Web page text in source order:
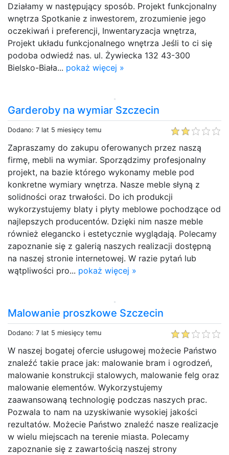
Działamy w następujący sposób. Projekt funkcjonalny
wnętrza Spotkanie z inwestorem, zrozumienie jego
oczekiwań i preferencji, Inwentaryzacja wnętrza,
Projekt układu funkcjonalnego wnętrza Jeśli to ci się
podoba odwiedź nas. ul. Żywiecka 132 43-300
Bielsko-Biała... pokaż więcej »
Garderoby na wymiar Szczecin
Dodano: 7 lat 5 miesięcy temu
Zapraszamy do zakupu oferowanych przez naszą
firmę, mebli na wymiar. Sporządzimy profesjonalny
projekt, na bazie którego wykonamy meble pod
konkretne wymiary wnętrza. Nasze meble słyną z
solidności oraz trwałości. Do ich produkcji
wykorzystujemy blaty i płyty meblowe pochodzące od
najlepszych producentów. Dzięki nim nasze meble
również elegancko i estetycznie wyglądają. Polecamy
zapoznanie się z galerią naszych realizacji dostępną
na naszej stronie internetowej. W razie pytań lub
wątpliwości pro... pokaż więcej »
Malowanie proszkowe Szczecin
Dodano: 7 lat 5 miesięcy temu
W naszej bogatej ofercie usługowej możecie Państwo
znaleźć takie prace jak: malowanie bram i ogrodzeń,
malowanie konstrukcji stalowych, malowanie felg oraz
malowanie elementów. Wykorzystujemy
zaawansowaną technologię podczas naszych prac.
Pozwala to nam na uzyskiwanie wysokiej jakości
rezultatów. Możecie Państwo znaleźć nasze realizacje
w wielu miejscach na terenie miasta. Polecamy
zapoznanie się z zawartością naszej strony